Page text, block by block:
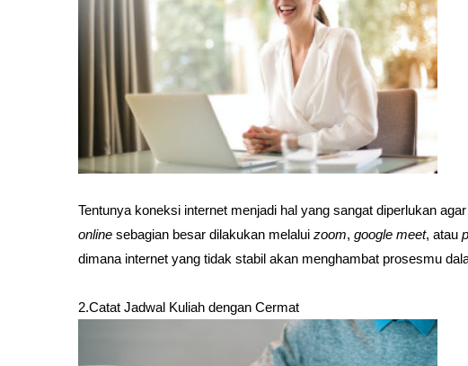
Tentunya koneksi internet menjadi hal yang sangat diperlukan
online sebagian besar dilakukan melalui zoom, google meet, atau
dimana internet yang tidak stabil akan menghambat prosesmu
2.Catat Jadwal Kuliah dengan Cermat